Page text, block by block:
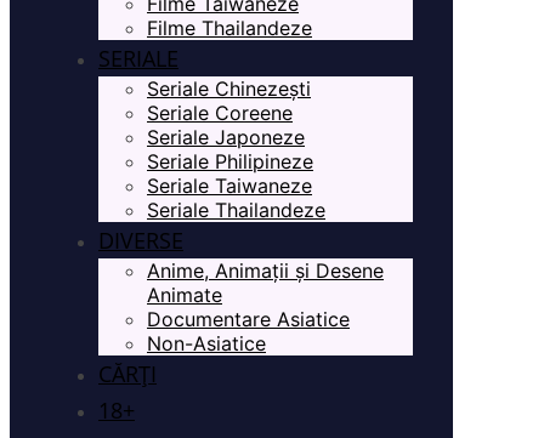
Filme Thailandeze
SERIALE
Seriale Chinezești
Seriale Coreene
Seriale Japoneze
Seriale Philipineze
Seriale Taiwaneze
Seriale Thailandeze
DIVERSE
Anime, Animații și Desene
Animate
Documentare Asiatice
Non-Asiatice
CĂRȚI
18+